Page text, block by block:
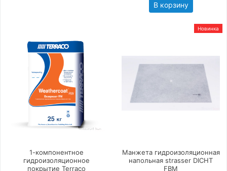
В корзину
1-компонентное
гидроизоляционное
покрытие Terraco
Новинка
Манжета гидроизоляционная
напольная strasser DICHT
FBM